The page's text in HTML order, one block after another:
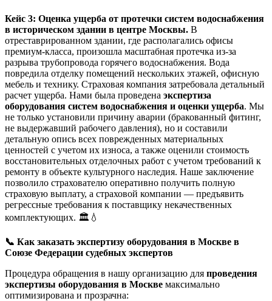
Кейс 3: Оценка ущерба от протечки систем водоснабжения
в историческом здании в центре Москвы. В
отреставрированном здании, где располагались офисы
премиум-класса, произошла масштабная протечка из-за
разрыва трубопровода горячего водоснабжения. Вода
повредила отделку помещений нескольких этажей, офисную
мебель и технику. Страховая компания затребовала детальный
расчет ущерба. Нами была проведена экспертиза
оборудования систем водоснабжения и оценки ущерба. Мы
не только установили причину аварии (бракованный фитинг,
не выдержавший рабочего давления), но и составили
детальную опись всех поврежденных материальных
ценностей с учетом их износа, а также оценили стоимость
восстановительных отделочных работ с учетом требований к
ремонту в объекте культурного наследия. Наше заключение
позволило страхователю оперативно получить полную
страховую выплату, а страховой компании — предъявить
регрессные требования к поставщику некачественных
комплектующих. 🏛️💧
📞 Как заказать экспертизу оборудования в Москве в
Союзе Федерации судебных экспертов
Процедура обращения в нашу организацию для проведения
экспертизы оборудования в Москве максимально
оптимизирована и прозрачна: